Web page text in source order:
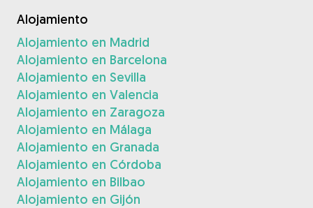
Alojamiento
Alojamiento en Madrid
Alojamiento en Barcelona
Alojamiento en Sevilla
Alojamiento en Valencia
Alojamiento en Zaragoza
Alojamiento en Málaga
Alojamiento en Granada
Alojamiento en Córdoba
Alojamiento en Bilbao
Alojamiento en Gijón